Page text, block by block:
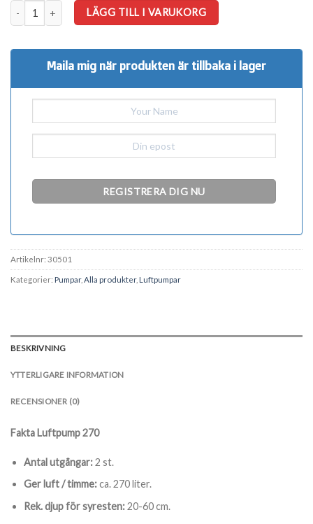
Luftpump 270 liter med två utgångar mängd
LÄGG TILL I VARUKORG
Maila mig när produkten är tillbaka i lager
Artikelnr: 30501
Kategorier: Pumpar, Alla produkter, Luftpumpar
BESKRIVNING
YTTERLIGARE INFORMATION
RECENSIONER (0)
Fakta Luftpump 270
Antal utgångar:2 st.
Ger luft / timme:ca. 270 liter.
Rek. djup för syresten:20-60 cm.